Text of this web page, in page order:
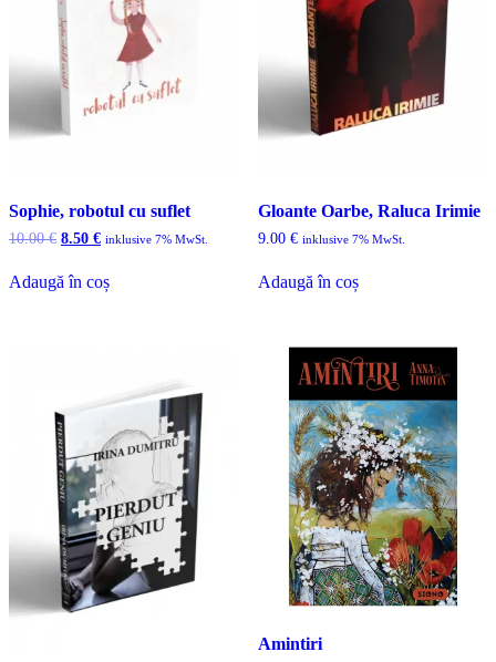
Sophie, robotul cu suflet
10.00€ Prețul
a
fost:
8.50 €Prețul
8.50 €.
inklusive 7% MwSt.
Adaugă în coș
Gloante Oarbe, Raluca Irimie
9.00 € inklusive 7% MwSt.
Adaugă în coș
Amintiri